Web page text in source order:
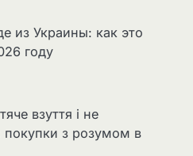
из Украины: как это
году
взуття і не
покупки з розумом в